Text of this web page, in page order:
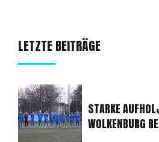
LETZTE BEITRÄGE
STARKE
WOLKENBURG